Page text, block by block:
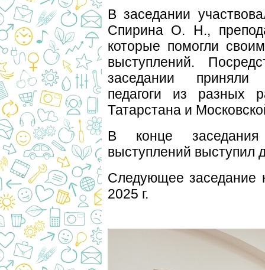
В заседании
Спирина О. Н.,
которые помогли
выступлений.
заседании приняли
педагоги из разных
Татарстана и
В конце
выступлений выступил
Следующее заседание
2025 г.